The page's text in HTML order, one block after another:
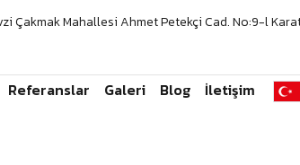
Çakmak Mahallesi Ahmet Petekçi Cad. No:9-l
Referanslar Galeri Blog İletişim